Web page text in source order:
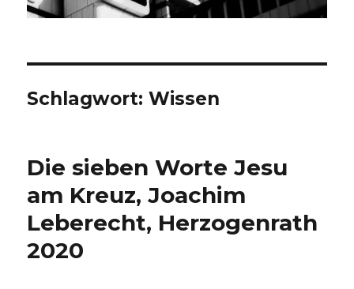
Schlagwort:Wissen
Die sieben Worte Jesu
am Kreuz, Joachim
Leberecht, Herzogenrath
2020